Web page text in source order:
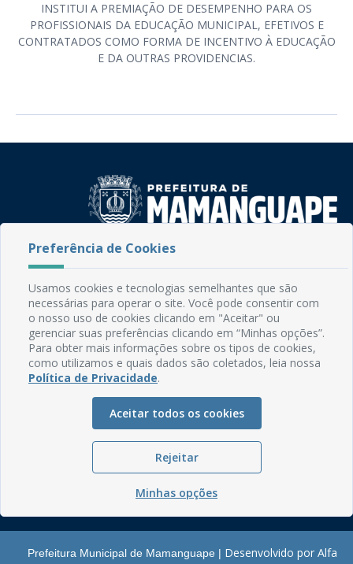
INSTITUI A PREMIAÇÃO DE DESEMPENHO PARA OS
PROFISSIONAIS DA EDUCAÇÃO MUNICIPAL, EFETIVOS E
CONTRATADOS COMO FORMA DE INCENTIVO À EDUCAÇÃO
E DA OUTRAS PROVIDENCIAS.
Fone: (83) 3292-2246
Email: comunicacao@mamanguape.pb.gov.br
Expediente: Segunda à Sexta, das 08h às 13h
Mapa do Site
Perguntas frequentes
Manual de Navegação
Glossário
Ouvidoria
Política de Privacidade
Prefeitura Municipal de Mamanguape | Desenvolvido por Alfa
Preferência de Cookies
Usamos cookies e tecnologias semelhantes que são
necessárias para operar o site. Você pode consentir com
o nosso uso de cookies clicando em "Aceitar" ou
gerenciar suas preferências clicando em “Minhas opções”.
Para obter mais informações sobre os tipos de cookies,
como utilizamos e quais dados são coletados, leia nossa
Política de Privacidade.
Aceitar todos os cookies
Rejeitar
Minhas opções